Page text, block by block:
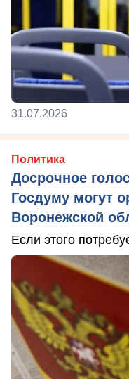
31.07.2026
Политика
Досрочное
Госдуму могут
Воронежской
Если этого